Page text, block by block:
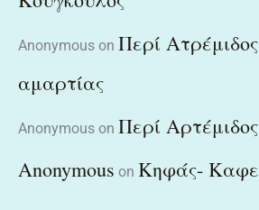
Anonymous on Περί
αμαρτίας
Anonymous on Περί
Anonymous on Κηφάς-